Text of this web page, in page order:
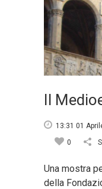
Il
13:31 01
0
Una mostra
della